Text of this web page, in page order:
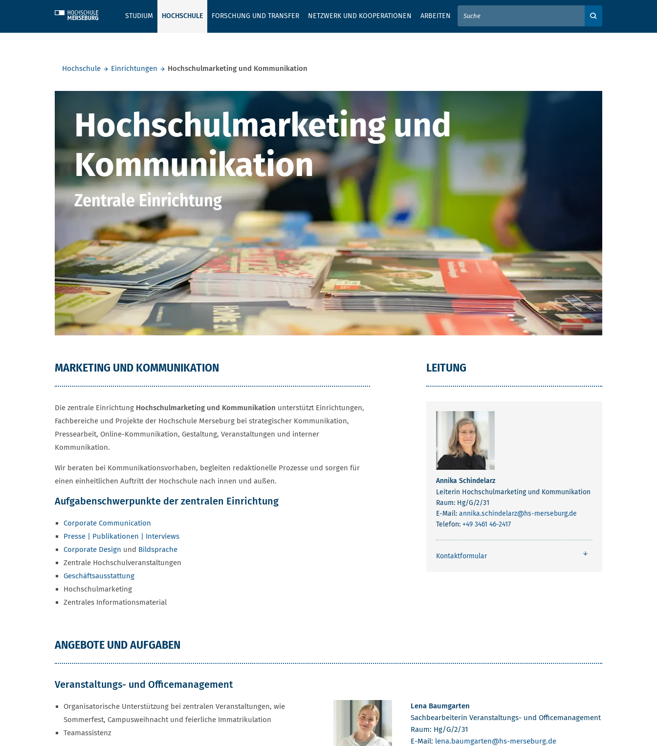
STUDIUM HOCHSCHULE FORSCHUNG UND TRANSFER NETZWERK UND KOOPERATIONEN ARBEITEN
GEBEN SIE HIER IHREN SUCHBEGRIFF EIN
Hochschule
Einrichtungen Hochschulmarketing und Kommunikation
Hochschulmarketing und
Hochschulmarketing und
Kommunikation
Zentrale Einrichtung
MARKETING UND KOMMUNIKATION
Die zentrale Einrichtung Hochschulmarketing und Kommunikation unterstützt Einrichtungen,
Fachbereiche und Projekte der Hochschule Merseburg bei strategischer Kommunikation,
Pressearbeit, Online-Kommunikation, Gestaltung, Veranstaltungen und interner
Kommunikation.
Wir beraten bei Kommunikationsvorhaben, begleiten redaktionelle Prozesse und sorgen für
einen einheitlichen Auftritt der Hochschule nach innen und außen.
Aufgabenschwerpunkte der zentralen Einrichtung
Corporate Communication
Presse | Publikationen | Interviews
Corporate Design und Bildsprache
Zentrale Hochschulveranstaltungen
Geschäftsausstattung
Hochschulmarketing
Zentrales Informationsmaterial
LEITUNG
Annika Schindelarz
Leiterin Hochschulmarketing und Kommunikation
Raum: Hg/G/2/31
E-Mail: annika.schindelarz@hs-merseburg.de
Telefon: +49 3461 46-2417
Kontaktformular
ANGEBOTE UND AUFGABEN
Veranstaltungs- und Officemanagement
Organisatorische Unterstützung bei zentralen Veranstaltungen, wie
Sommerfest, Campusweihnacht und feierliche Immatrikulation
Teamassistenz
Lena Baumgarten
Sachbearbeiterin Veranstaltungs- und Officemanagement
Raum: Hg/G/2/31
E-Mail: lena.baumgarten@hs-merseburg.de